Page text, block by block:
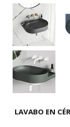
LAVABO EN